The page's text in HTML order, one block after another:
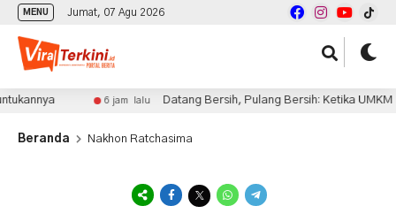
MENU Jumat, 07 Agu 2026
6 jam lalu Datang Bersih, Pulang Bersih: Ketika UMKM
Beranda Nakhon Ratchasima